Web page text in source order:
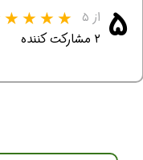
۵ از ۵
۲ مشارکت کننده